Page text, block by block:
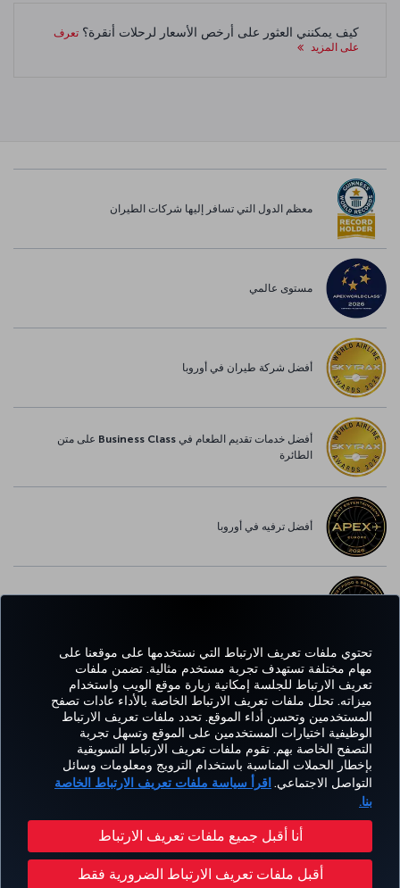
تحتوي ملفات تعريف الارتباط التي نستخدمها على موقعنا على
مهام مختلفة تستهدف تجربة مستخدم مثالية. تضمن ملفات
تعريف الارتباط للجلسة إمكانية زيارة موقع الويب واستخدام
ميزاته. تحلل ملفات تعريف الارتباط الخاصة بالأداء عادات تصفح
المستخدمين وتحسن أداء الموقع. تحدد ملفات تعريف الارتباط
الوظيفية اختيارات المستخدمين على الموقع وتسهل تجربة
التصفح الخاصة بهم. تقوم ملفات تعريف الارتباط التسويقية
بإخطار الحملات المناسبة باستخدام الترويج ومعلومات وسائل
التواصل الاجتماعي. اقرأ سياسة ملفات تعريف الارتباط الخاصة
بنا.
أنا أقبل جميع ملفات تعريف الارتباط
أقبل ملفات تعريف الارتباط الضرورية فقط
كيف يمكنني العثور على أرخص الأسعار لرحلات أنقرة؟ تعرف
على المزيد
معظم الدول التي تسافر إليها شركات الطيران
مستوى عالمي
أفضل شركة طيران في أوروبا
أفضل خدمات تقديم الطعام في Business Class على متن
الطائرة
أفضل ترفيه في أوروبا
Facebook
Twitter
Instagram
YouTube
LinkedIn
تيك توك
Blog
Pinterest
الحجز
والإدارة
خبرة
العروض
والوجهات
مساعدة MILES&SMILES
CORPORATE
CLUB
سياسة الخصوصية وملفات تعريف الارتباط إشعار قانوني حقوق المسافر
تغيير إعدادات ملفات تعريف الارتباط خطة خدمة عملاء وزارة النقل الأمريكية
حقوق أصحاب البيانات في الإتحاد الأوروبي